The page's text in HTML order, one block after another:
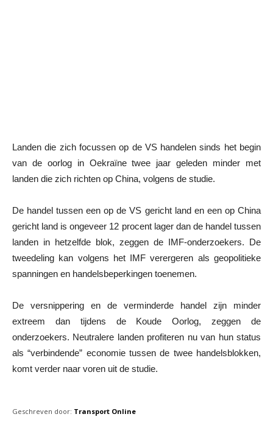
Landen die zich focussen op de VS handelen sinds het begin
van de oorlog in Oekraïne twee jaar geleden minder met
landen die zich richten op China, volgens de studie.
De handel tussen een op de VS gericht land en een op China
gericht land is ongeveer 12 procent lager dan de handel tussen
landen in hetzelfde blok, zeggen de IMF-onderzoekers. De
tweedeling kan volgens het IMF verergeren als geopolitieke
spanningen en handelsbeperkingen toenemen.
De versnippering en de verminderde handel zijn minder
extreem dan tijdens de Koude Oorlog, zeggen de
onderzoekers. Neutralere landen profiteren nu van hun status
als “verbindende” economie tussen de twee handelsblokken,
komt verder naar voren uit de studie.
Geschreven door: Transport Online